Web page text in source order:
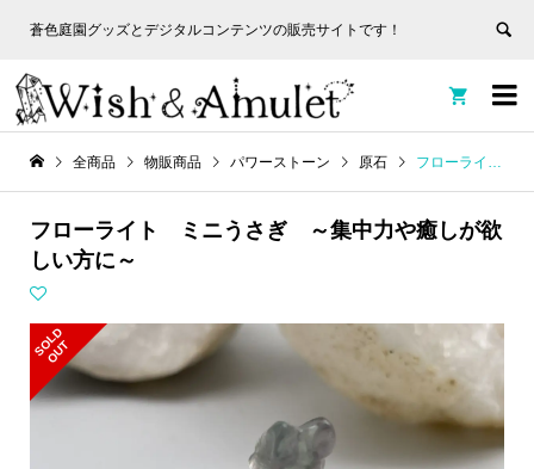
蒼色庭園グッズとデジタルコンテンツの販売サイトです！


全商品 物販商品 パワーストーン 原石 フローライト ミニうさぎ ～集中力や癒しが欲しい方に～
フローライト ミニうさぎ ～集中力や癒しが欲
しい方に～
S
O
L
D
O
U
T
蒼色庭園グッズとデジタルコンテンツの販売サイトです！
非表